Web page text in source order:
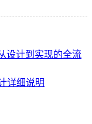
设计到实现的全流
详细说明